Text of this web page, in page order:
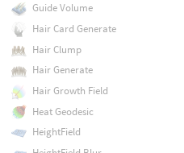
Guide Volume
Hair Card Generate
Hair Clump
Hair Generate
Hair Growth Field
Heat Geodesic
HeightField